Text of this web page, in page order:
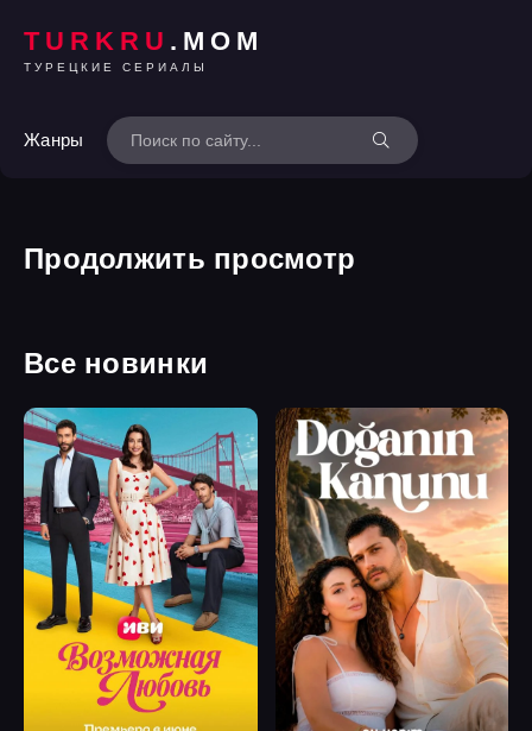
TURKRU .MOM
ТУРЕЦКИЕ СЕРИАЛЫ
Жанры
Продолжить просмотр
Все новинки